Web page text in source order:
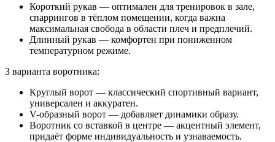
Короткий рукав — оптимален для тренировок в зале,
спаррингов в тёплом помещении, когда важна
максимальная свобода в области плеч и предплечий.
Длинный рукав — комфортен при пониженном
температурном режиме.
3 варианта воротника:
Круглый ворот — классический спортивный вариант,
универсален и аккуратен.
V-образный ворот — добавляет динамики образу.
Воротник со вставкой в центре — акцентный элемент,
придаёт форме индивидуальность и узнаваемость.